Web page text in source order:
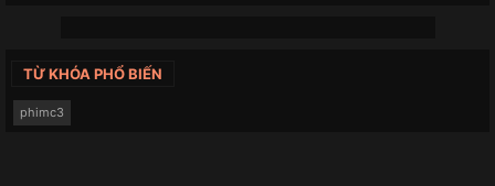
TỪ KHÓA PHỔ BIẾN
phimc3